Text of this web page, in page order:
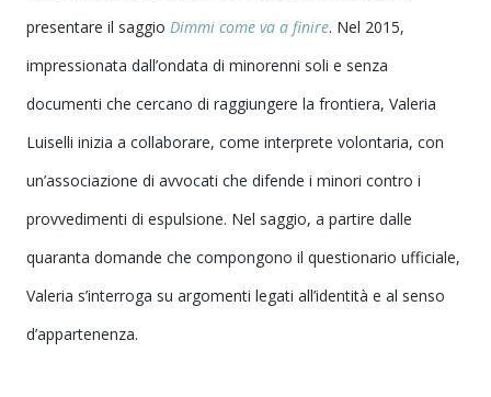
presentare il saggio Dimmi come va a finire. Nel 2015,
impressionata dall’ondata di minorenni soli e senza
documenti che cercano di raggiungere la frontiera, Valeria
Luiselli inizia a collaborare, come interprete volontaria, con
un’associazione di avvocati che difende i minori contro i
provvedimenti di espulsione. Nel saggio, a partire dalle
quaranta domande che compongono il questionario ufficiale,
Valeria s’interroga su argomenti legati all’identità e al senso
d’appartenenza.